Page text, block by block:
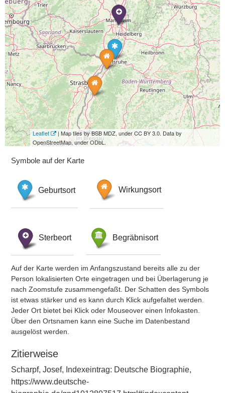
Leaflet
| Map tiles by BSB MDZ, under CC BY 3.0. Data by
OpenStreetMap, under ODbL.
Symbole auf der Karte
Geburtsort Wirkungsort
Sterbeort Begräbnisort
Auf der Karte werden im Anfangszustand bereits alle zu der
Person lokalisierten Orte eingetragen und bei Überlagerung je
nach Zoomstufe zusammengefaßt. Der Schatten des Symbols
ist etwas stärker und es kann durch Klick aufgefaltet werden.
Jeder Ort bietet bei Klick oder Mouseover einen Infokasten.
Über den Ortsnamen kann eine Suche im Datenbestand
ausgelöst werden.
Zitierweise
Scharpf, Josef, Indexeintrag: Deutsche Biographie,
https://www.deutsche-